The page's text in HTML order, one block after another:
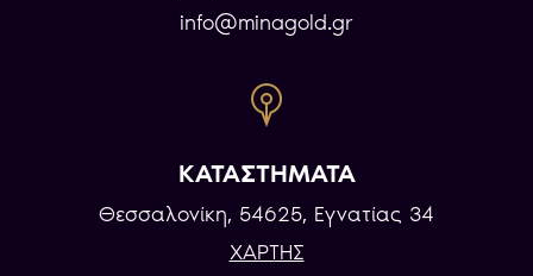
info@minagold.gr
ΚΑΤΑΣΤΗΜΑΤΑ
Θεσσαλονίκη, 54625, Εγνατίας 34
ΧΑΡΤΗΣ